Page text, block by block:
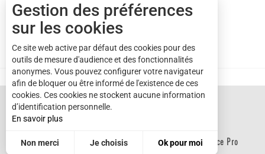
Cap sizun
+33(0)2 57 56 03 13
NOUS CONTACTER
Brochures Mentions légales Plan du site Espace Pro
Gestion des préférences
sur les cookies
Ce site web active par défaut des cookies pour des
outils de mesure d'audience et des fonctionnalités
anonymes. Vous pouvez configurer votre navigateur
afin de bloquer ou être informé de l'existence de ces
cookies. Ces cookies ne stockent aucune information
d’identification personnelle.
En savoir plus
Non merci Je choisis Ok pour moi